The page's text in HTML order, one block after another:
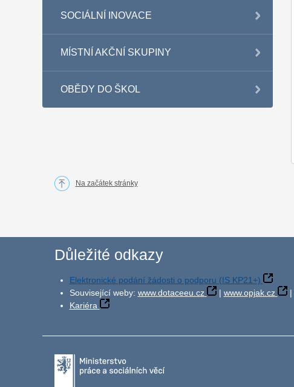
SOCIÁLNÍ INOVACE
MÍSTNÍ AKČNÍ SKUPINY
OBĚDY DO ŠKOL
Na začátek stránky
Důležité odkazy
Elektronické podání žádosti o podporu (IS KP21+)
Související weby: www.dotaceeu.cz | www.opjak.cz |
Kariéra